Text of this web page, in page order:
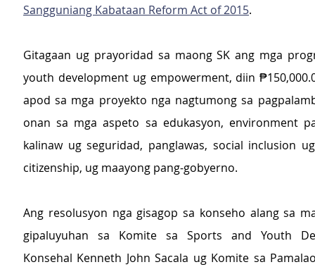
Sangguniang Kabataan Reform Act of 2015.
Gitagaan ug prayoridad sa maong SK ang mga
youth development ug empowerment, diin
apod sa mga proyekto nga nagtumong sa
onan sa mga aspeto sa edukasyon, environment
kalinaw ug seguridad, panglawas, social inclusion
citizenship, ug maayong pang-gobyerno.
Ang resolusyon nga gisagop sa konseho alang sa
gipaluyuhan sa Komite sa Sports and Youth
Konsehal Kenneth John Sacala ug Komite sa